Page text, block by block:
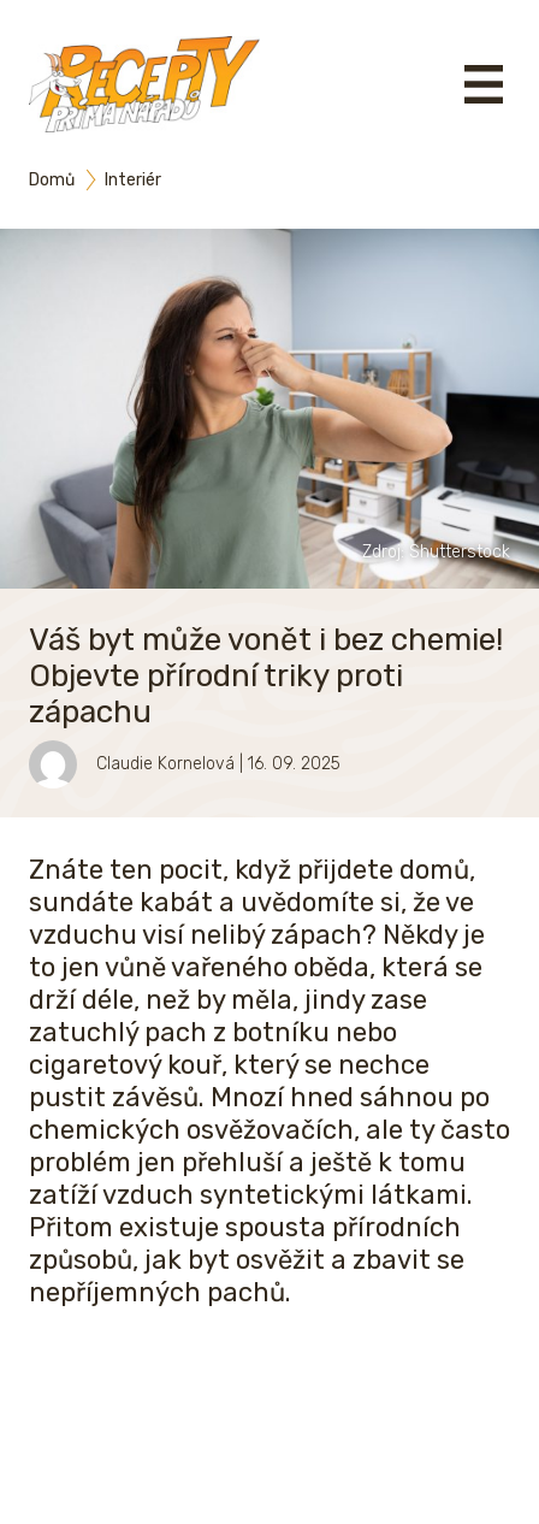
Domů Interiér
Zdroj: Shutterstock
Váš byt může vonět i bez chemie!
Objevte přírodní triky proti
zápachu
Claudie Kornelová | 16. 09. 2025
Znáte ten pocit, když přijdete domů,
sundáte kabát a uvědomíte si, že ve
vzduchu visí nelibý zápach? Někdy je
to jen vůně vařeného oběda, která se
drží déle, než by měla, jindy zase
zatuchlý pach z botníku nebo
cigaretový kouř, který se nechce
pustit závěsů. Mnozí hned sáhnou po
chemických osvěžovačích, ale ty často
problém jen přehluší a ještě k tomu
zatíží vzduch syntetickými látkami.
Přitom existuje spousta přírodních
způsobů, jak byt osvěžit a zbavit se
nepříjemných pachů.